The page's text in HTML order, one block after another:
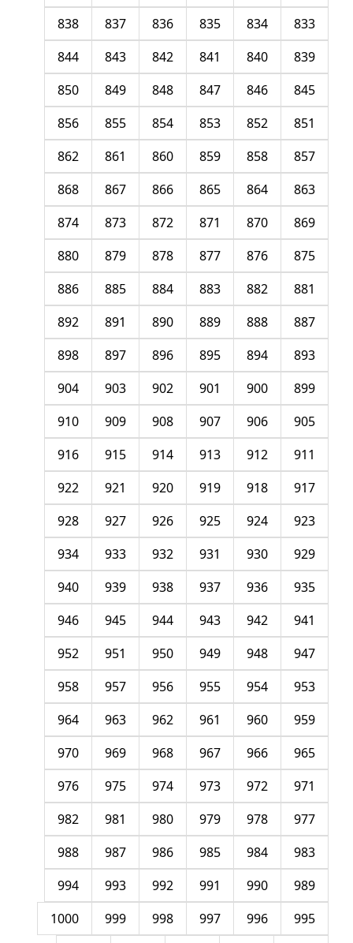
833
834
835
836
837
838
839
840
841
842
843
844
845
846
847
848
849
850
851
852
853
854
855
856
857
858
859
860
861
862
863
864
865
866
867
868
869
870
871
872
873
874
875
876
877
878
879
880
881
882
883
884
885
886
887
888
889
890
891
892
893
894
895
896
897
898
899
900
901
902
903
904
905
906
907
908
909
910
911
912
913
914
915
916
917
918
919
920
921
922
923
924
925
926
927
928
929
930
931
932
933
934
935
936
937
938
939
940
941
942
943
944
945
946
947
948
949
950
951
952
953
954
955
956
957
958
959
960
961
962
963
964
965
966
967
968
969
970
971
972
973
974
975
976
977
978
979
980
981
982
983
984
985
986
987
988
989
990
991
992
993
994
995
996
997
998
999
1000